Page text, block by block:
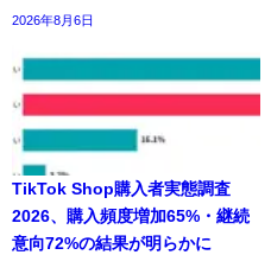
2026年8月6日
TikTok Shop購入者実態調査
2026、購入頻度増加65%・継続
意向72%の結果が明らかに